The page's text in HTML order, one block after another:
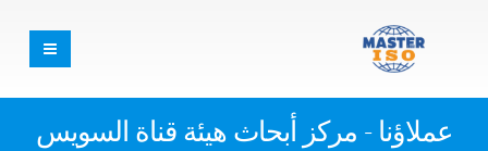
عملاؤنا - مركز أبحاث هيئة قناة السويس